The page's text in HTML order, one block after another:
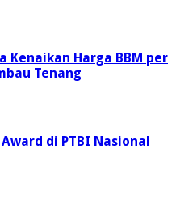
Kenaikan Harga BBM per
Tenang
di PTBI Nasional